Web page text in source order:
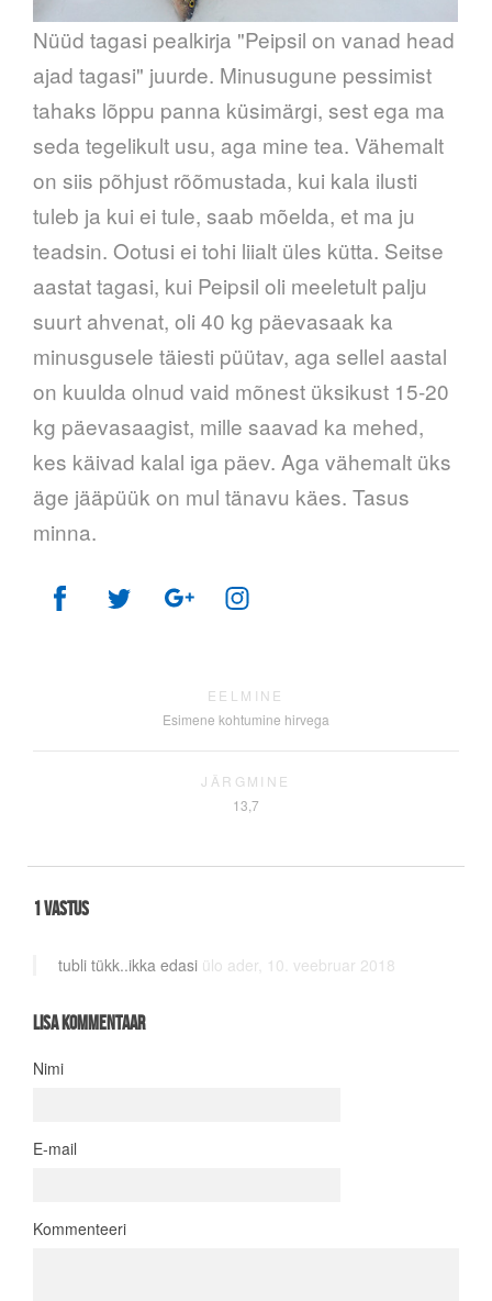
Nüüd tagasi pealkirja "Peipsil on vanad head
ajad tagasi" juurde. Minusugune pessimist
tahaks lõppu panna küsimärgi, sest ega ma
seda tegelikult usu, aga mine tea. Vähemalt
on siis põhjust rõõmustada, kui kala ilusti
tuleb ja kui ei tule, saab mõelda, et ma ju
teadsin. Ootusi ei tohi liialt üles kütta. Seitse
aastat tagasi, kui Peipsil oli meeletult palju
suurt ahvenat, oli 40 kg päevasaak ka
minusgusele täiesti püütav, aga sellel aastal
on kuulda olnud vaid mõnest üksikust 15-20
kg päevasaagist, mille saavad ka mehed,
kes käivad kalal iga päev. Aga vähemalt üks
äge jääpüük on mul tänavu käes. Tasus
minna.
EELMINE
Esimene kohtumine hirvega
JÄRGMINE
13,7
1 vastus
tubli tükk..ikka edasi ülo ader, 10. veebruar 2018
Lisa kommentaar
Nimi
E-mail
Kommenteeri